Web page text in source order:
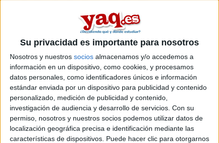
Su privacidad es importante para nosotros
Nosotros y nuestros socios almacenamos y/o accedemos a
información en un dispositivo, como cookies, y procesamos
datos personales, como identificadores únicos e información
estándar enviada por un dispositivo para publicidad y contenido
personalizado, medición de publicidad y contenido,
investigación de audiencia y desarrollo de servicios. Con su
permiso, nosotros y nuestros socios podemos utilizar datos de
localización geográfica precisa e identificación mediante las
características de dispositivos. Puede hacer clic para otorgarnos
Lista de Espera de la Universidad - Qué
significa y qué hacer para poder ser admitido